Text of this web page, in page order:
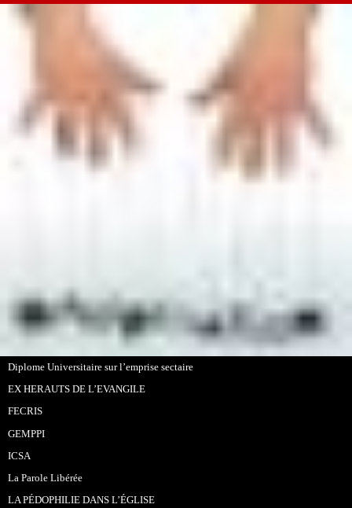
Diplome Universitaire sur l’emprise sectaire
EX HERAUTS DE L’EVANGILE
FECRIS
GEMPPI
ICSA
La Parole Libérée
LA PÉDOPHILIE DANS L’ÉGLISE